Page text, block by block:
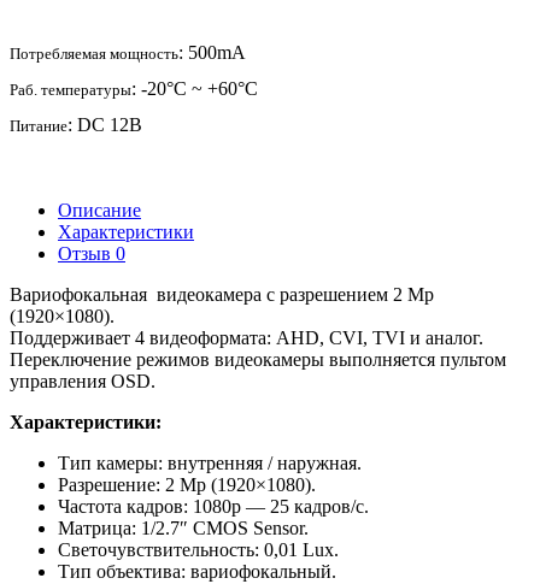
Потребляемая мощность: 500mA
Раб. температуры: -20°С ~ +60°С
Питание: DC 12В
Описание
Характеристики
Отзыв 0
Вариофокальная видеокамера с разрешением 2 Mp
(1920×1080).
Поддерживает 4 видеоформата: AHD, CVI, TVI и аналог.
Переключение режимов видеокамеры выполняется пультом
управления OSD.
Характеристики:
Тип камеры: внутренняя / наружная.
Разрешение: 2 Mp (1920×1080).
Частота кадров: 1080р — 25 кадров/с.
Матрица: 1/2.7″ CMOS Sensor.
Светочувствительность: 0,01 Lux.
Тип объектива: вариофокальный.